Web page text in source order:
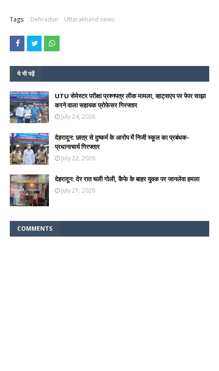
Tags: Dehradun Uttarakhand news
ये भी पढ़ें
UTU सेमेस्टर परीक्षा प्रश्नपत्र लीक मामला, व्हाट्सएप पर पेपर साझा
करने वाला सहायक प्रोफेसर गिरफ्तार
July 24, 2026
देहरादून: छात्र से दुष्कर्म के आरोप में निजी स्कूल का प्रबंधक-
प्रधानाचार्य गिरफ्तार
July 22, 2026
देहरादून: देर रात चली गोली, कैफे के बाहर युवक पर जानलेवा हमला
July 21, 2026
COMMENTS